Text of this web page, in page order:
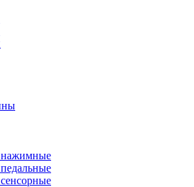
нажимные